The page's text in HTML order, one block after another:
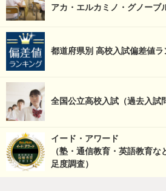
アカ・エルカミノ・グノーブ
都道府県別 高校入試偏差値ラ
全国公立高校入試（過去入試
イード・アワード
（塾・通信教育・英語教育
足度調査）